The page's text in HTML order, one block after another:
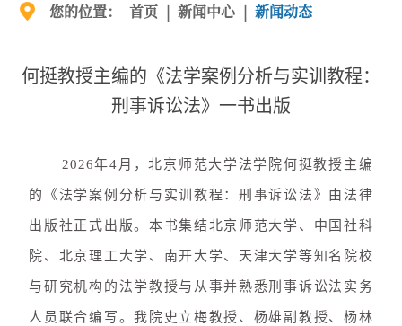
您的位置： 首页 | 新闻中心 | 新闻动态
何挺教授主编的《法学案例分析与实训教程：
刑事诉讼法》一书出版
2026年4月，北京师范大学法学院何挺教授主编
的《法学案例分析与实训教程：刑事诉讼法》由法律
出版社正式出版。本书集结北京师范大学、中国社科
院、北京理工大学、南开大学、天津大学等知名院校
与研究机构的法学教授与从事并熟悉刑事诉讼法实务
人员联合编写。我院史立梅教授、杨雄副教授、杨林